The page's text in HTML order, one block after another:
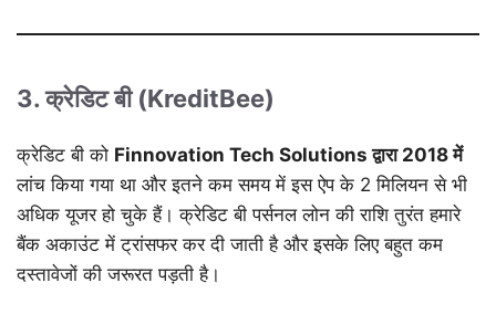
3. क्रेडिट बी (KreditBee)
क्रेडिट बी को Finnovation Tech Solutionsद्वारा2018में
लांच किया गया था और इतने कम समय में इस ऐप के 2 मिलियन से भी
अधिक यूजर हो चुके हैं। क्रेडिट बी पर्सनल लोन की राशि तुरंत हमारे
बैंक अकाउंट में ट्रांसफर कर दी जाती है और इसके लिए बहुत कम
दस्तावेजों की जरूरत पड़ती है।